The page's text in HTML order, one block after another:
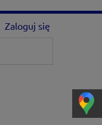
Zaloguj się